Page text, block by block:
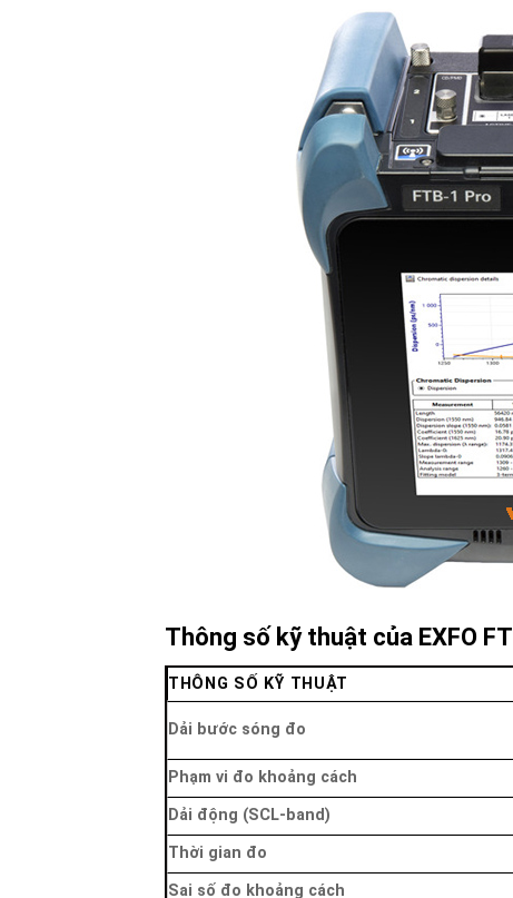
Thông số kỹ thuật của EXFO
THÔNG SỐ KỸ THUẬT
Dải bước sóng đo
Phạm vi đo khoảng cách
Dải động (SCL-band)
Thời gian đo
Sai số đo khoảng cách